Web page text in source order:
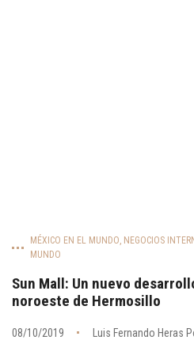
MÉXICO EN EL MUNDO, NEGOCIOS
MUNDO
Sun Mall: Un nuevo
noroeste de Hermosillo
08/10/2019 Luis Fernando Heras